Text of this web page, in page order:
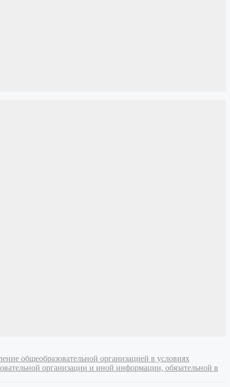
общеобразовательной организацией в условиях
организации и иной информации, обязательной в